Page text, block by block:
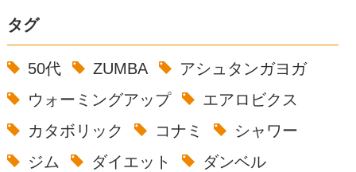
タグ
50代 ZUMBA
アシュタンガヨガ
ウォーミングアップ
エアロビクス
カタボリック
コナミ
シャワー
ジム
ダイエット
ダンベル